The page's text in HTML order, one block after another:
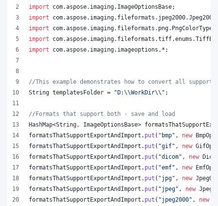
import
com.aspose. imaging. ImageOptionsBase;
import
com.aspose. imaging. fileformats . jpeg2000.
import
com.aspose. imaging. fileformats . png. PngColorType
import
com.aspose. imaging. fileformats .tiff.enums .
import
com.aspose. imaging. imageoptions .*;
//This example demonstrates how to convert all
String templatesFolder = "D:\\WorkDir\\ " ;
//Formats that support both - save and load
HashMap<String , ImageOptionsBase>
formatsThatSupportExportAndImport . put ( "bmp" , new
formatsThatSupportExportAndImport . put ( "gif" , new
formatsThatSupportExportAndImport . put ( "dicom" , new
formatsThatSupportExportAndImport . put ( "emf" , new
formatsThatSupportExportAndImport . put ( "jpg" , new
formatsThatSupportExportAndImport . put ( "jpeg" , new
formatsThatSupportExportAndImport . put ( "jpeg2000" , new